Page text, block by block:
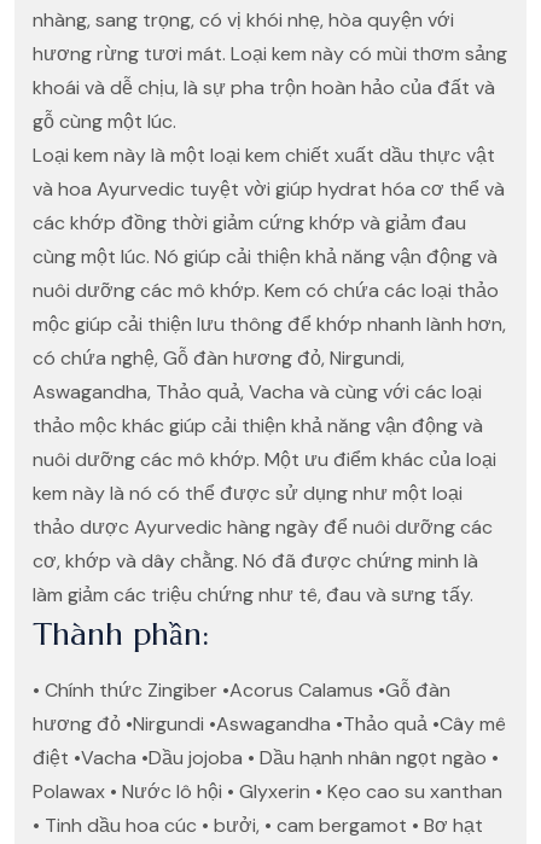
nhàng, sang trọng, có vị khói nhẹ, hòa quyện với
hương rừng tươi mát. Loại kem này có mùi thơm sảng
khoái và dễ chịu, là sự pha trộn hoàn hảo của đất và
gỗ cùng một lúc.
Loại kem này là một loại kem chiết xuất dầu thực vật
và hoa Ayurvedic tuyệt vời giúp hydrat hóa cơ thể và
các khớp đồng thời giảm cứng khớp và giảm đau
cùng một lúc. Nó giúp cải thiện khả năng vận động và
nuôi dưỡng các mô khớp. Kem có chứa các loại thảo
mộc giúp cải thiện lưu thông để khớp nhanh lành hơn,
có chứa nghệ, Gỗ đàn hương đỏ, Nirgundi,
Aswagandha, Thảo quả, Vacha và cùng với các loại
thảo mộc khác giúp cải thiện khả năng vận động và
nuôi dưỡng các mô khớp. Một ưu điểm khác của loại
kem này là nó có thể được sử dụng như một loại
thảo dược Ayurvedic hàng ngày để nuôi dưỡng các
cơ, khớp và dây chằng. Nó đã được chứng minh là
làm giảm các triệu chứng như tê, đau và sưng tấy.
Thành phần:
• Chính thức Zingiber •Acorus Calamus •Gỗ đàn
hương đỏ •Nirgundi •Aswagandha •Thảo quả •Cây mê
điệt •Vacha •Dầu jojoba • Dầu hạnh nhân ngọt ngào •
Polawax • Nước lô hội • Glyxerin • Kẹo cao su xanthan
• Tinh dầu hoa cúc • bưởi, • cam bergamot • Bơ hạt